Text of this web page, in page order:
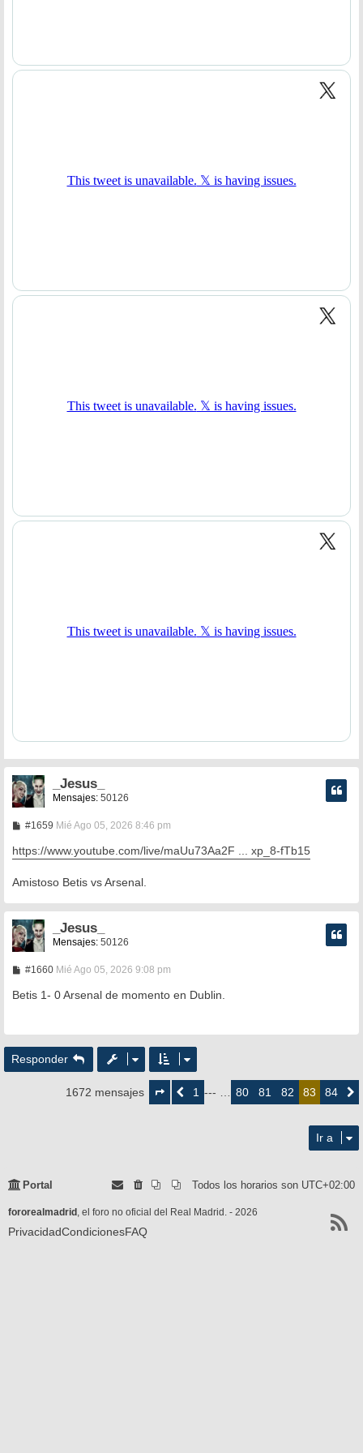
_Jesus_
Mensajes: 50126
#1659M
n
s
j
Mié Ago 05, 2026 8:46 pm
https://www.youtube.com/live/maUu73Aa2F ... xp_8-fTb15
Amistoso Betis vs Arsenal.
_Jesus_
Mensajes: 50126
#1660M
n
e
Mié Ago 05, 2026 9:08 pm
Betis 1- 0 Arsenal de momento en Dublin.
Responder
1672 mensajes
Página
83
deAnterior
1 --- … 80 81 82 83 84
Ir a
Portal Todos los horarios son UTC+02:00
fororealmadrid , el foro no oficial del Real Madrid. - 2026
PrivacidadCondicionesFAQ